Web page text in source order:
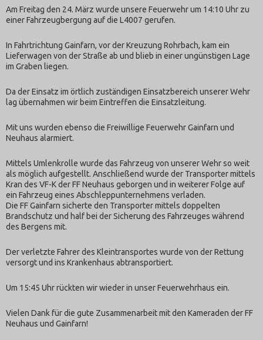
Am Freitag den 24. März wurde unsere Feuerwehr um 14:10 Uhr zu
einer Fahrzeugbergung auf die L4007 gerufen.
In Fahrtrichtung Gainfarn, vor der Kreuzung Rohrbach, kam ein
Lieferwagen von der Straße ab und blieb in einer ungünstigen Lage
im Graben liegen.
Da der Einsatz im örtlich zuständigen Einsatzbereich unserer Wehr
lag übernahmen wir beim Eintreffen die Einsatzleitung.
Mit uns wurden ebenso die Freiwillige Feuerwehr Gainfarn und
Neuhaus alarmiert.
Mittels Umlenkrolle wurde das Fahrzeug von unserer Wehr so weit
als möglich aufgestellt. Anschließend wurde der Transporter mittels
Kran des VF-K der FF Neuhaus geborgen und in weiterer Folge auf
ein Fahrzeug eines Abschleppunternehmens verladen.
Die FF Gainfarn sicherte den Transporter mittels doppelten
Brandschutz und half bei der Sicherung des Fahrzeuges während
des Bergens mit.
Der verletzte Fahrer des Kleintransportes wurde von der Rettung
versorgt und ins Krankenhaus abtransportiert.
Um 15:45 Uhr rückten wir wieder in unser Feuerwehrhaus ein.
Vielen Dank für die gute Zusammenarbeit mit den Kameraden der FF
Neuhaus und Gainfarn!